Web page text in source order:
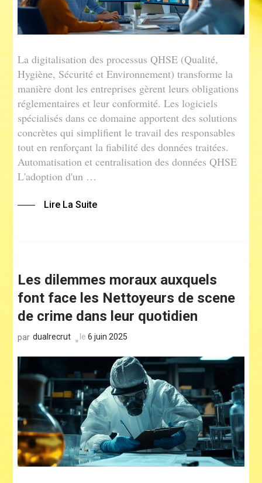
La digitalisation des processus QHSE (Qualité,
Hygiène, Sécurité et Environnement) transforme la
manière dont les entreprises gèrent leurs obligations
réglementaires et leur conformité. Les logiciels
spécialisés dans ce domaine apportent des solutions
concrètes qui simplifient le travail des responsables
tout en renforçant la fiabilité des données traitées.
Automatisation et centralisation des données QHSE
L'adoption d'un …
Lire La Suite
Les dilemmes moraux auxquels
font face les Nettoyeurs de scene
de crime dans leur quotidien
par dualrecrut le6 juin 2025